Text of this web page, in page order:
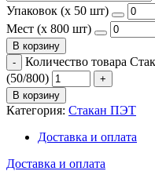
Упаковок (x 50 шт)
Мест (x 800 шт)
В корзину
Количество товара
(50/800)
В корзину
Категория: Стакан ПЭТ
Доставка и оплата
Доставка и оплата